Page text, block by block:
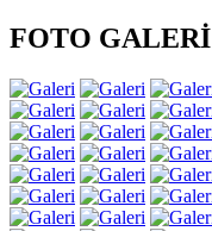
FOTO GALERİ